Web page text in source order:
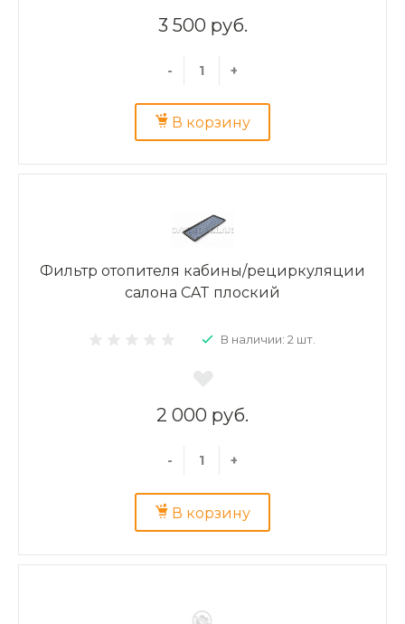
3 500 руб.
- +
В корзину
Фильтр отопителя кабины/рециркуляции
салона CAT плоский
В наличии: 2 шт.
2 000 руб.
- +
В корзину